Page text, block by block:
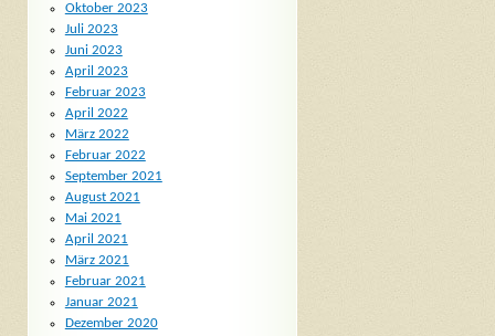
Oktober 2023
Juli 2023
Juni 2023
April 2023
Februar 2023
April 2022
März 2022
Februar 2022
September 2021
August 2021
Mai 2021
April 2021
März 2021
Februar 2021
Januar 2021
Dezember 2020